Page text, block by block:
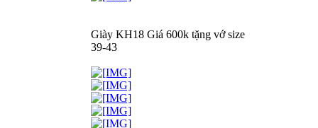
Giày KH18 Giá 600k tặng vớ size
39-43